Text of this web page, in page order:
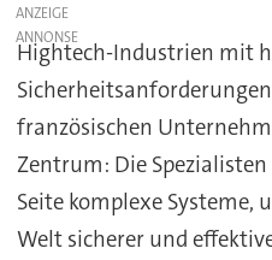
ANZEIGE
Hightech-Industrien mit
französischen
Zentrum: Die
Seite komplexe
Welt sicherer und